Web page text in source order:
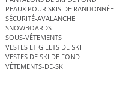
PEAUX POUR SKIS DE RANDONNÉE
SÉCURITÉ-AVALANCHE
SNOWBOARDS
SOUS-VÊTEMENTS
VESTES ET GILETS DE SKI
VESTES DE SKI DE FOND
VÊTEMENTS-DE-SKI